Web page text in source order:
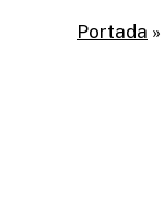
Portada »